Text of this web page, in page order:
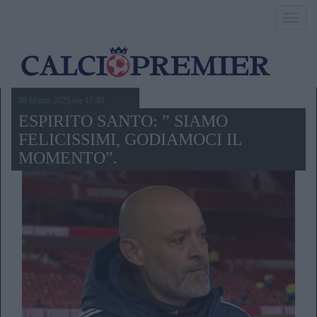
08 Marzo 2025,ore 17.40
ESPIRITO SANTO: ” SIAMO
FELICISSIMI, GODIAMOCI IL
MOMENTO”.